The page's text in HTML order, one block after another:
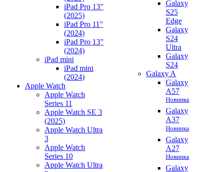
iPad Pro 13"
(2025)
iPad Pro 11"
(2024)
iPad Pro 13"
(2024)
iPad mini
iPad mini
(2024)
Apple Watch
Apple Watch
Series 11
Apple Watch SE 3
(2025)
Apple Watch Ultra
3
Apple Watch
Series 10
Apple Watch Ultra
Galaxy
S25
Edge
Galaxy
S24
Ultra
Galaxy
S24
Galaxy A
Galaxy
A57
Новинка
Galaxy
A37
Новинка
Galaxy
A27
Новинка
Galaxy